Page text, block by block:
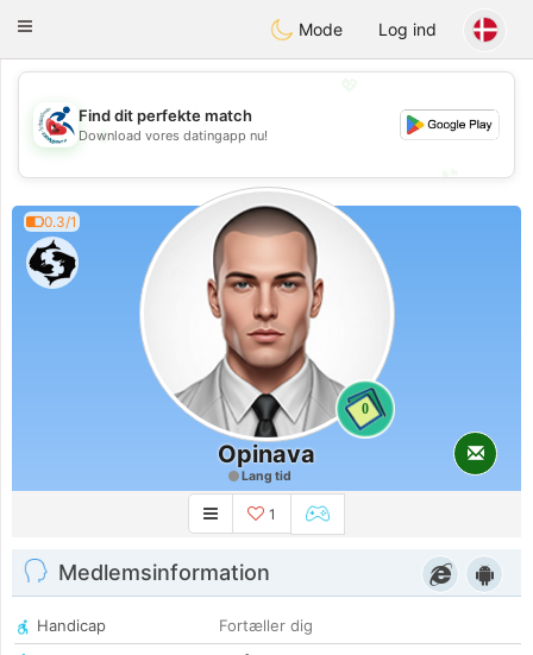
Handi Space
Toggle
Mode Log ind
💖
💕
Find dit perfekte match
Download vores datingapp nu!
0.3/1
0
Opinava
Lang tid
1
Medlemsinformation
Handicap
Fortæller dig